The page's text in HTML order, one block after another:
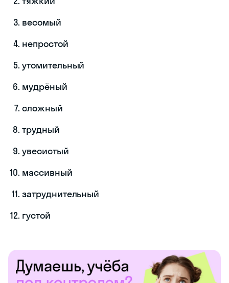
весомый
непростой
утомительный
мудрёный
сложный
трудный
увесистый
массивный
затруднительный
густой